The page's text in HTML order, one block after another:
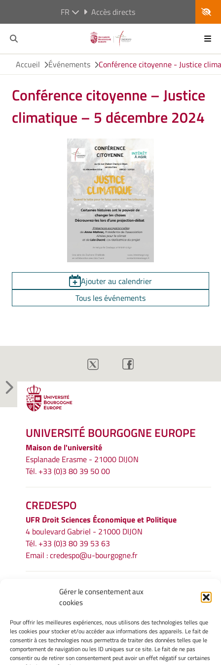
Gérer le consentement aux
cookies
Pour offrir les meilleures expériences, nous utilisons des technologies telles que
les cookies pour stocker et/ou accéder aux informations des appareils. Le fait de
consentir à ces technologies nous permettra de traiter des données telles que le
comportement de navigation ou les ID uniques sur ce site. Le fait de ne pas
consentir ou de retirer son consentement peut avoir un effet négatif sur certaines
FR Accès directs
Accueil Événements Conférence citoyenne - Justice
Conférence citoyenne – Justice
climatique – 5 décembre 2024
Ajouter au calendrier
Tous les événements
UNIVERSITÉ BOURGOGNE EUROPE
Maison de l'université
Esplanade Erasme - 21000 DIJON
Tél. +33 (0)3 80 39 50 00
CREDESPO
UFR Droit Sciences Économique et Politique
4 boulevard Gabriel - 21000 DIJON
Tél. +33 (0)3 80 39 53 63
Email :credespo@u-bourgogne.fr
INFORMATIONS LÉGALES
Mentions légales
Politique de cookies
Déclaration de confidentialité
Avertissement